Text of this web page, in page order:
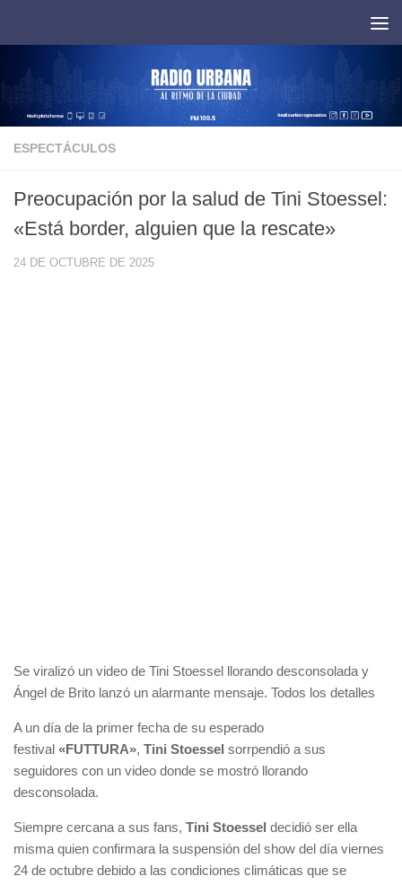
ESPECTÁCULOS
Preocupación por la salud de Tini Stoessel:
«Está border, alguien que la rescate»
24 DE OCTUBRE DE 2025
Se viralizó un video de Tini Stoessel llorando desconsolada y
Ángel de Brito lanzó un alarmante mensaje. Todos los detalles
A un día de la primer fecha de su esperado
festival «FUTTURA», Tini Stoessel sorrpendió a sus
seguidores con un video donde se mostró llorando
desconsolada.
Siempre cercana a sus fans, Tini Stoessel decidió ser ella
misma quien confirmara la suspensión del show del día viernes
24 de octubre debido a las condiciones climáticas que se